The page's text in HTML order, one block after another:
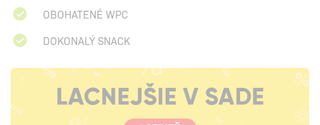
OBOHATENÉ WPC
DOKONALÝ SNACK